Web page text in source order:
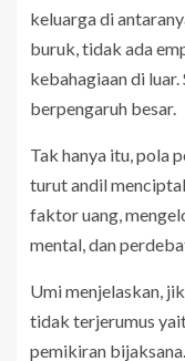
keluarga di
buruk, tidak ada
kebahagiaan di
berpengaruh besar.
Tak hanya itu, pola
turut andil
faktor uang,
mental, dan
Umi menjelaskan,
tidak terjerumus
pemikiran